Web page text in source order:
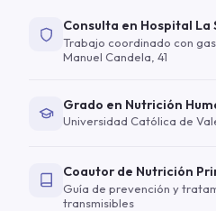
Consulta en Hospital La
Trabajo coordinado con
Manuel Candela, 41
Grado en Nutrición
Universidad Católica de
Coautor de Nutrición
Guía de prevención y
transmisibles